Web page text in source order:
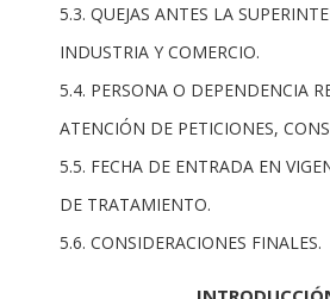
5.3. QUEJAS ANTES LA
INDUSTRIA Y COMERCIO.
5.4. PERSONA O DEPENDENCIA
ATENCIÓN DE PETICIONES,
5.5. FECHA DE ENTRADA EN
DE TRATAMIENTO.
5.6. CONSIDERACIONES FINALES.